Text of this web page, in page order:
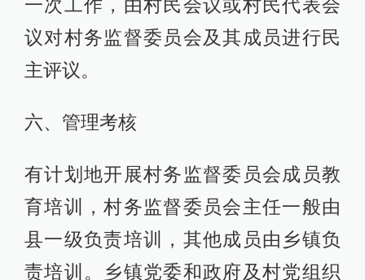
一次工作，由村民会议或村民代表会
议对村务监督委员会及其成员进行民
主评议。
六、管理考核
有计划地开展村务监督委员会成员教
育培训，村务监督委员会主任一般由
县一级负责培训，其他成员由乡镇负
责培训。乡镇党委和政府及村党组织